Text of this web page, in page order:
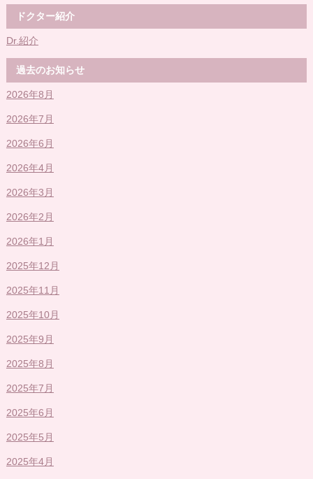
ドクター紹介
Dr.紹介
過去のお知らせ
2026年8月
2026年7月
2026年6月
2026年4月
2026年3月
2026年2月
2026年1月
2025年12月
2025年11月
2025年10月
2025年9月
2025年8月
2025年7月
2025年6月
2025年5月
2025年4月